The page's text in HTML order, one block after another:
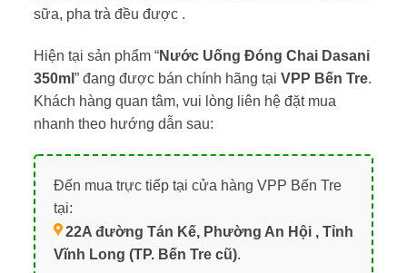
sữa, pha trà đều được .
Hiện tại sản phẩm “Nước Uống Đóng Chai Dasani
350ml ” đang được bán chính hãng tại VPP Bến Tre.
Khách hàng quan tâm, vui lòng liên hệ đặt mua
nhanh theo hướng dẫn sau:
Đến mua trực tiếp tại cửa hàng VPP Bến Tre
tại:
22A đường Tán Kế, Phường An Hội , Tỉnh
Vĩnh Long (TP. Bến Tre cũ).